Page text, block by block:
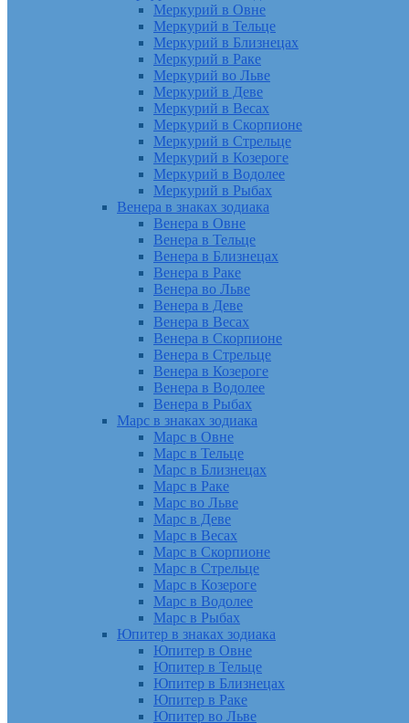
Меркурий в Овне
Меркурий в Тельце
Меркурий в Близнецах
Меркурий в Раке
Меркурий во Льве
Меркурий в Деве
Меркурий в Весах
Меркурий в Скорпионе
Меркурий в Стрельце
Меркурий в Козероге
Меркурий в Водолее
Меркурий в Рыбах
Венера в знаках зодиака
Венера в Овне
Венера в Тельце
Венера в Близнецах
Венера в Раке
Венера во Льве
Венера в Деве
Венера в Весах
Венера в Скорпионе
Венера в Стрельце
Венера в Козероге
Венера в Водолее
Венера в Рыбах
Марс в знаках зодиака
Марс в Овне
Марс в Тельце
Марс в Близнецах
Марс в Раке
Марс во Льве
Марс в Деве
Марс в Весах
Марс в Скорпионе
Марс в Стрельце
Марс в Козероге
Марс в Водолее
Марс в Рыбах
Юпитер в знаках зодиака
Юпитер в Овне
Юпитер в Тельце
Юпитер в Близнецах
Юпитер в Раке
Юпитер во Льве